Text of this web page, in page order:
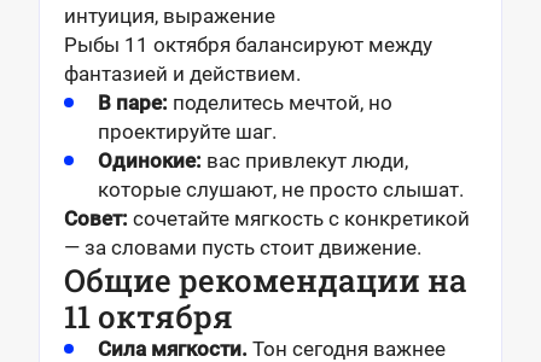
интуиция, выражение
Рыбы 11 октября балансируют между
фантазией и действием.
В паре: поделитесь мечтой, но
проектируйте шаг.
Одинокие: вас привлекут люди,
которые слушают, не просто слышат.
Совет: сочетайте мягкость с конкретикой
— за словами пусть стоит движение.
Общие рекомендации на
11 октября
Сила мягкости. Тон сегодня важнее